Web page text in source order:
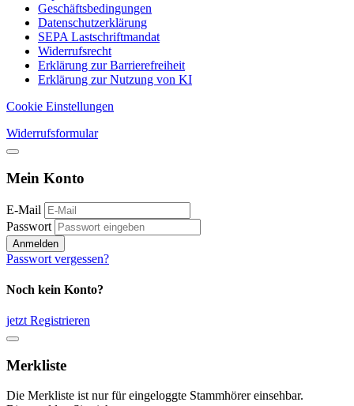
Geschäftsbedingungen
Datenschutzerklärung
SEPA Lastschriftmandat
Widerrufsrecht
Erklärung zur Barrierefreiheit
Erklärung zur Nutzung von KI
Cookie Einstellungen
Widerrufsformular
Mein Konto
E-Mail
Passwort
Anmelden
Passwort vergessen?
Noch kein Konto?
jetzt Registrieren
Merkliste
Die Merkliste ist nur für eingeloggte Stammhörer einsehbar.